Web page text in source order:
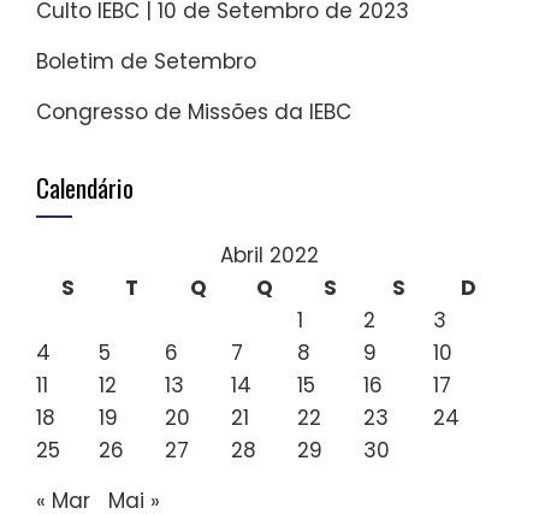
Culto IEBC | 10 de Setembro de 2023
Boletim de Setembro
Congresso de Missões da IEBC
Calendário
Abril 2022
S
T Q Q S S
D
1
2
3
4
5 6 7 8 9
10
11
12 13 14 15 16
17
18
19 20 21 22 23
24
25
26 27 28 29
30
« Mar
Mai »